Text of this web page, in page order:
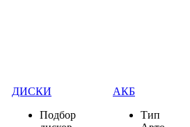
ДИСКИ
Подбор
АКБ
Тип